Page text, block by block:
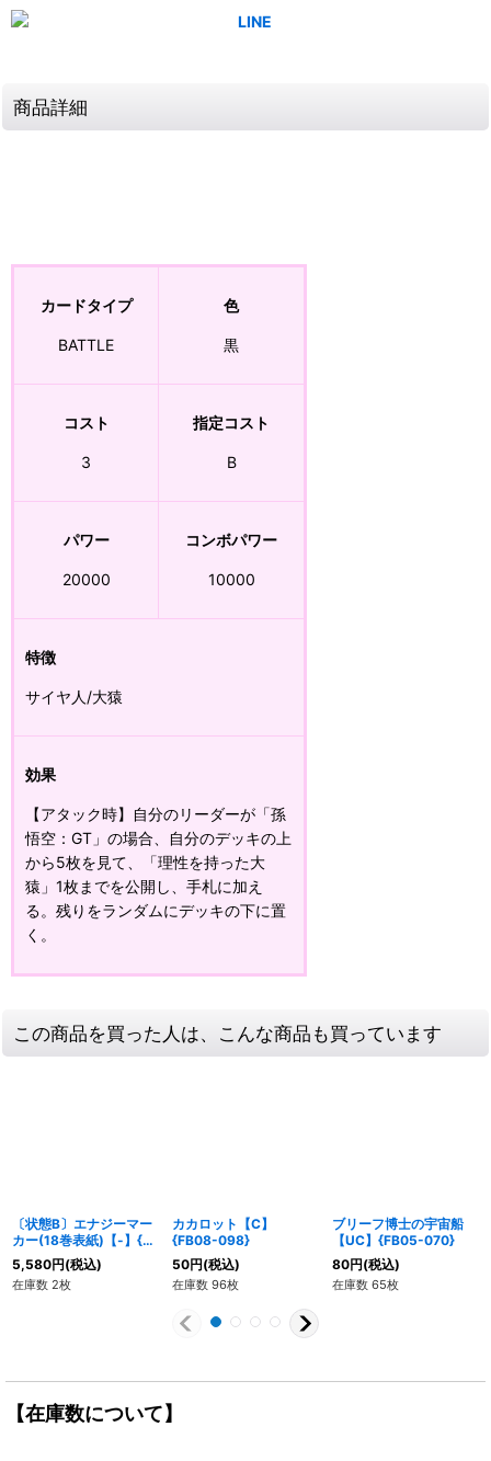
商品詳細
カードタイプ
BATTLE
色
黒
コスト
3
指定コスト
B
パワー
20000
コンボパワー
10000
特徴
サイヤ人/大猿
効果
【アタック時】自分のリーダーが「孫
悟空：GT」の場合、自分のデッキの上
から5枚を見て、「理性を持った大
猿」1枚までを公開し、手札に加え
る。残りをランダムにデッキの下に置
く。
この商品を買った人は、こんな商品も買っています
〔状態B〕エナジーマー
カー(18巻表紙)【-】{E-
53}
5,580円(税込)
在庫数 2枚
カカロット【C】
{FB08-098}
50円(税込)
在庫数 96枚
ブリーフ博士の宇宙船
【UC】{FB05-070}
80円(税込)
在庫数 65枚
【在庫数について】